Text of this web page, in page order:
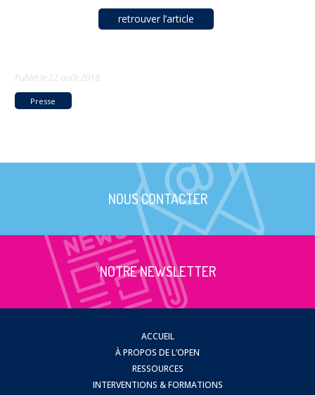
retrouver l’article
Publié le22 août 2018
Presse
NOUS CONTACTER
NOTRE NEWSLETTER
ACCUEIL
À PROPOS DE L’OPEN
RESSOURCES
INTERVENTIONS & FORMATIONS